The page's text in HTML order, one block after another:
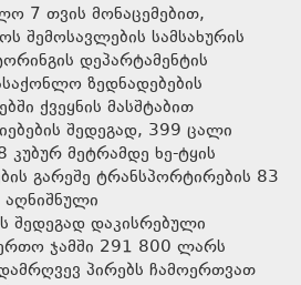
7 თვის მონაცემებით,
შემოსავლების სამსახურის
დეპარტამენტის
ზედნადებების
ქვეყნის მასშტაბით
შედეგად, 399 ცალი
მეტრამდე ხე-ტყის
გარეშე ტრანსპორტირების 83
შედეგად დაკისრებული
ჯამში 291 800 ლარს
პირებს ჩამოერთვათ